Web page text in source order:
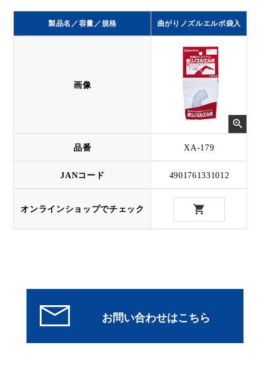
製品名／容量／規格 曲がりノズルエルボ袋入
画像
品番 XA-179
JANコード 4901761331012
オンラインショップでチェック